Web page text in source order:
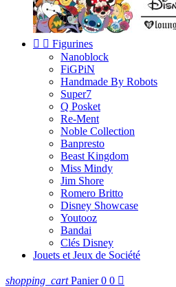
  Figurines
Nanoblock
FiGPiN
Handmade By Robots
Super7
Q Posket
Re-Ment
Noble Collection
Banpresto
Beast Kingdom
Miss Mindy
Jim Shore
Romero Britto
Disney Showcase
Youtooz
Bandai
Clés Disney
Jouets et Jeux de Société
shopping_cart Panier 0 0 